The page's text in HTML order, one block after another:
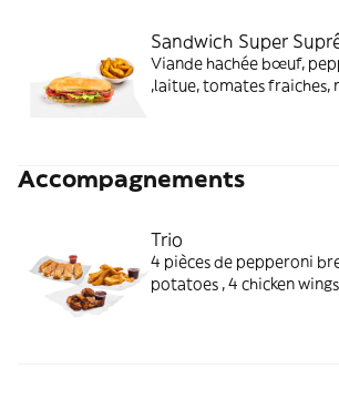
Sandwich Super
Viande hachée bœuf,
,laitue, tomates fraiches,
Accompagnements
Trio
4 pièces de pepperoni
potatoes , 4 chicken